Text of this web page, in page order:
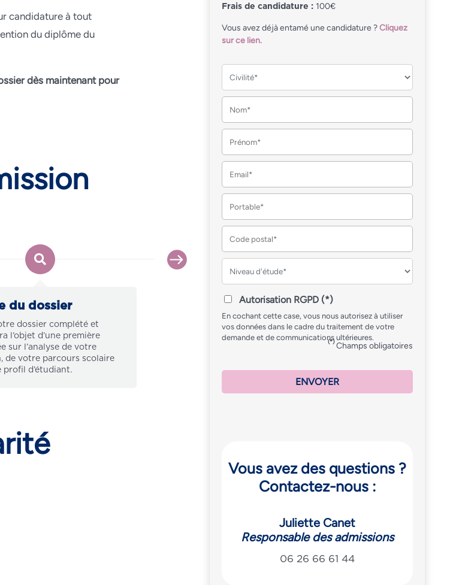
candidature à tout
du diplôme du
dès maintenant pour
du dossier
dossier complété et
l’objet d’une première
sur l’analyse de votre
de votre parcours scolaire
profil d’étudiant.
3. Entretien de motivation
Si votre dossier est sélectionné, vous
serez alors convoqué rapidement pour
un entretien avec la Direction de l’école.
Vos résultats
Frais de candidature : 100€
Vous avez déjà entamé une candidature ?Cliquez
sur ce lien.
Autorisation RGPD (*)
En cochant cette case, vous nous autorisez à utiliser
vos données dans le cadre du traitement de votre
demande et de communications ultérieures.
(*)Champs obligatoires
ENVOYER
Vous avez des questions ?
Contactez-nous :
Juliette Canet
Responsable des admissions
06 26 66 61 44